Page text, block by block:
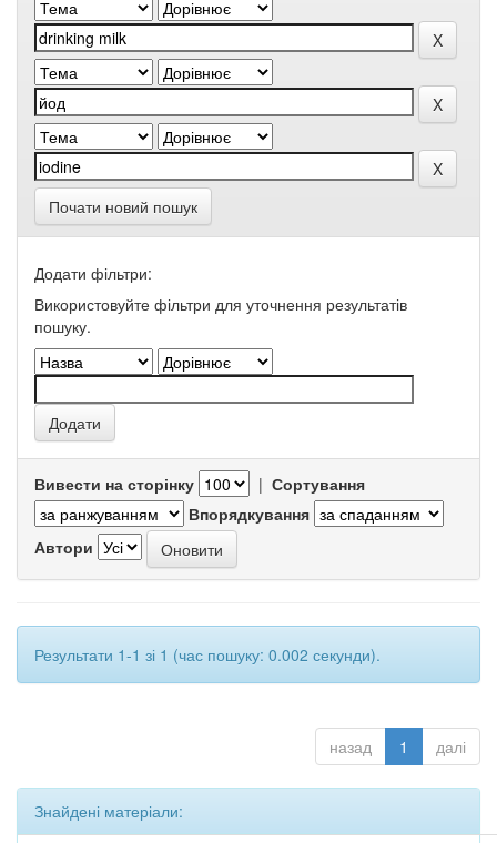
Почати новий пошук
Додати фільтри:
Використовуйте фільтри для уточнення результатів
пошуку.
Вивести на сторінку | Сортування
Впорядкування
Автори
Результати 1-1 зі 1 (час пошуку: 0.002 секунди).
назад 1 далі
Знайдені матеріали: